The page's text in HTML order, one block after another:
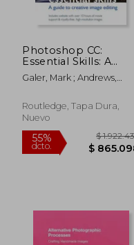
Photoshop CC:
Essential Skills: A
Guide to Creative
Image Editing (en
Galer, Mark ; Andrews,
Routledge, Tapa Dura,
Nuevo